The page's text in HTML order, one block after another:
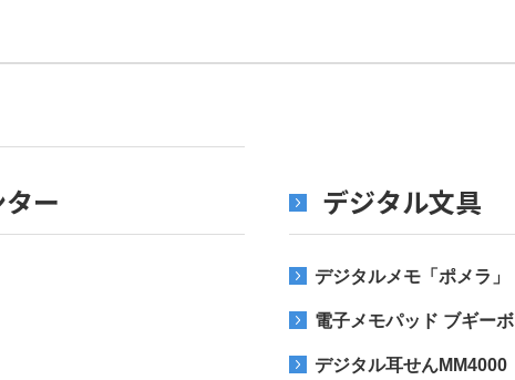
ー デジタル文具
デジタルメモ「ポメラ」
電子メモパッド ブギー
デジタル耳せんMM4000